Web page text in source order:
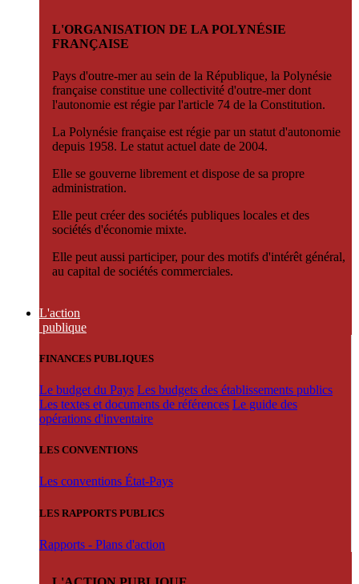
L'ORGANISATION DE LA POLYNÉSIE
FRANÇAISE
Pays d'outre-mer au sein de la République, la Polynésie
française constitue une collectivité d'outre-mer dont
l'autonomie est régie par l'article 74 de la Constitution.
La Polynésie française est régie par un statut d'autonomie
depuis 1958. Le statut actuel date de 2004.
Elle se gouverne librement et dispose de sa propre
administration.
Elle peut créer des sociétés publiques locales et des
sociétés d'économie mixte.
Elle peut aussi participer, pour des motifs d'intérêt général,
au capital de sociétés commerciales.
L'action
publique
FINANCES PUBLIQUES
Le budget du Pays Les budgets des établissements publics
Les textes et documents de références Le guide des
opérations d'inventaire
LES CONVENTIONS
Les conventions État-Pays
LES RAPPORTS PUBLICS
Rapports - Plans d'action